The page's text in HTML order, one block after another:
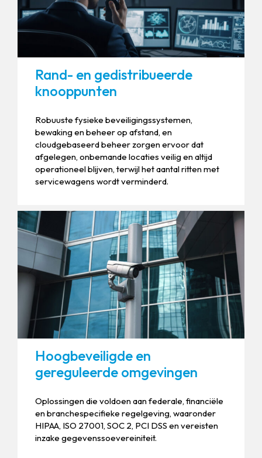
Rand- en gedistribueerde
knooppunten
Robuuste fysieke beveiligingssystemen,
bewaking en beheer op afstand, en
cloudgebaseerd beheer zorgen ervoor dat
afgelegen, onbemande locaties veilig en altijd
operationeel blijven, terwijl het aantal ritten met
servicewagens wordt verminderd.
Hoogbeveiligde en
gereguleerde omgevingen
Oplossingen die voldoen aan federale, financiële
en branchespecifieke regelgeving, waaronder
HIPAA, ISO 27001, SOC 2, PCI DSS en vereisten
inzake gegevenssoevereiniteit.